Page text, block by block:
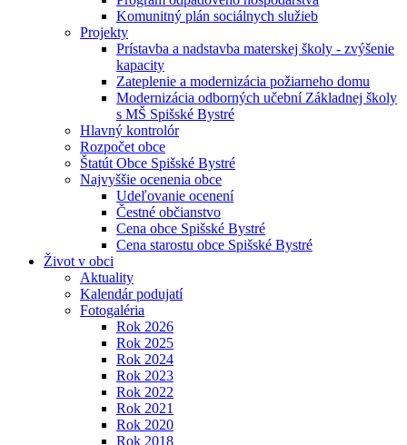
Komunitný plán sociálnych služieb
Projekty
Prístavba a nadstavba materskej školy - zvýšenie
kapacity
Zateplenie a modernizácia požiarneho domu
Modernizácia odborných učební Základnej školy
s MŠ Spišské Bystré
Hlavný kontrolór
Rozpočet obce
Štatút Obce Spišské Bystré
Najvyššie ocenenia obce
Udeľovanie ocenení
Čestné občianstvo
Cena obce Spišské Bystré
Cena starostu obce Spišské Bystré
Život v obci
Aktuality
Kalendár podujatí
Fotogaléria
Rok 2026
Rok 2025
Rok 2024
Rok 2023
Rok 2022
Rok 2021
Rok 2020
Rok 2018